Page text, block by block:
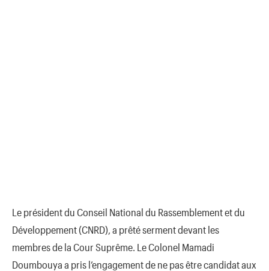
Le président du Conseil National du Rassemblement et du
Développement (CNRD), a prêté serment devant les
membres de la Cour Suprême. Le Colonel Mamadi
Doumbouya a pris l’engagement de ne pas être candidat aux